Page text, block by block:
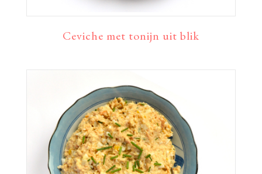
Ceviche met tonijn uit blik